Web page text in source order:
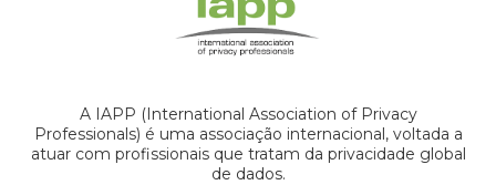
A IAPP (International Association of Privacy
Professionals) é uma associação internacional, voltada a
atuar com profissionais que tratam da privacidade global
de dados.